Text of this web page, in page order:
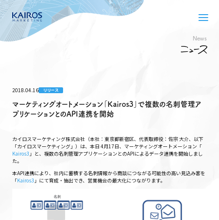
News
2018.04.16 リリース
マーケティングオートメーション「Kairos3」で複数の名刺管理ア
プリケーションとのAPI連携を開始
カイロスマーケティング株式会社（本社：東京都新宿区、代表取締役：佐宗 大介、以下
「カイロスマーケティング」）は、本日 4月17日、マーケティングオートメーション「
Kairos3 」と、複数の名刺管理アプリケーションとのAPIによるデータ連携を開始しまし
た。
本API連携により、社内に蓄積する名刺情報から商談につながる可能性の高い見込み客を
「Kairos3 」にて育成・抽出でき、営業機会の最大化につながります。